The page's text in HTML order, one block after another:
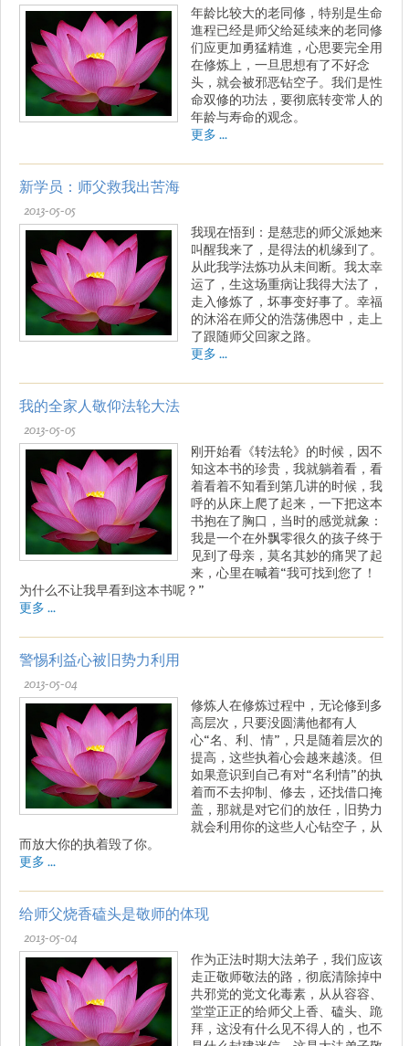
年龄比较大的老同修，特别是生命
進程已经是师父给延续来的老同修
们应更加勇猛精進，心思要完全用
在修炼上，一旦思想有了不好念
头，就会被邪恶钻空子。我们是性
命双修的功法，要彻底转变常人的
年龄与寿命的观念。
更多 ...
新学员：师父救我出苦海
2013-05-05
我现在悟到：是慈悲的师父派她来
叫醒我来了，是得法的机缘到了。
从此我学法炼功从未间断。我太幸
运了，生这场重病让我得大法了，
走入修炼了，坏事变好事了。幸福
的沐浴在师父的浩荡佛恩中，走上
了跟随师父回家之路。
更多 ...
我的全家人敬仰法轮大法
2013-05-05
刚开始看《转法轮》的时候，因不
知这本书的珍贵，我就躺着看，看
着看着不知看到第几讲的时候，我
呼的从床上爬了起来，一下把这本
书抱在了胸口，当时的感觉就象：
我是一个在外飘零很久的孩子终于
见到了母亲，莫名其妙的痛哭了起
来，心里在喊着“我可找到您了！
为什么不让我早看到这本书呢？”
更多 ...
警惕利益心被旧势力利用
2013-05-04
修炼人在修炼过程中，无论修到多
高层次，只要没圆满他都有人
心“名、利、情”，只是随着层次的
提高，这些执着心会越来越淡。但
如果意识到自己有对“名利情”的执
着而不去抑制、修去，还找借口掩
盖，那就是对它们的放任，旧势力
就会利用你的这些人心钻空子，从
而放大你的执着毁了你。
更多 ...
给师父烧香磕头是敬师的体现
2013-05-04
作为正法时期大法弟子，我们应该
走正敬师敬法的路，彻底清除掉中
共邪党的党文化毒素，从从容容、
堂堂正正的给师父上香、磕头、跪
拜，这没有什么见不得人的，也不